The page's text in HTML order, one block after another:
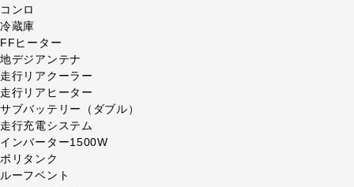
コンロ
冷蔵庫
FFヒーター
地デジアンテナ
走行リアクーラー
走行リアヒーター
サブバッテリー（ダブル）
走行充電システム
インバーター1500W
ポリタンク
ルーフベント